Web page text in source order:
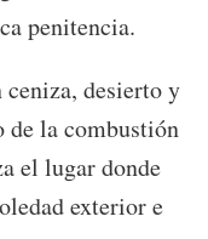
penitencia.
ceniza, desierto y
de la combustión
el lugar donde
exterior e